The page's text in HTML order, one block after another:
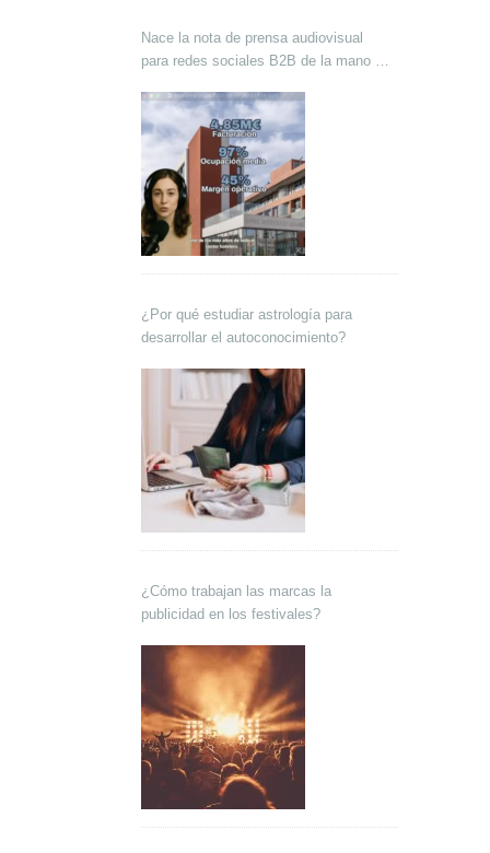
Nace la nota de prensa audiovisual
para redes sociales B2B de la mano de
¿Por qué estudiar astrología para
desarrollar el autoconocimiento?
¿Cómo trabajan las marcas la
publicidad en los festivales?